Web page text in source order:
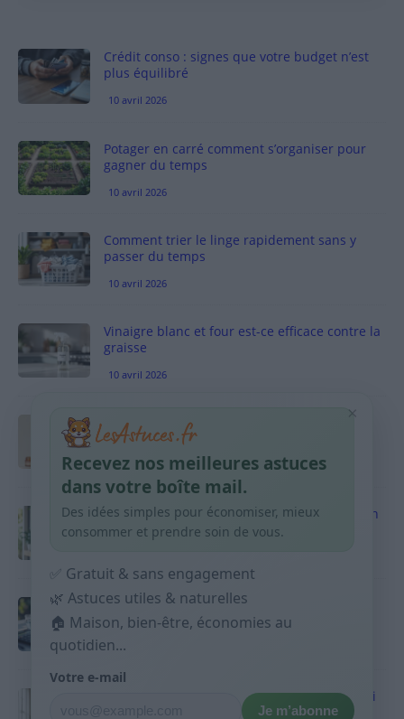
Crédit conso : signes que votre budget n’est
plus équilibré
10 avril 2026
Potager en carré comment s’organiser pour
gagner du temps
10 avril 2026
Comment trier le linge rapidement sans y
passer du temps
10 avril 2026
Vinaigre blanc et four est-ce efficace contre la
graisse
10 avril 2026
Taches pigmentaires : routine simple +
habitudes qui aident
9 avril 2026
Produits ménagers : comment économiser en
courses sans acheter 10 sprays
Budget mensuel : méthode rapide pour
répartir son salaire dès le jour de paie
9 avril 2026
Sport 10 minutes par jour est-ce utile et quoi
×
Recevez nos meilleures astuces
dans votre boîte mail.
Des idées simples pour économiser, mieux
consommer et prendre soin de vous.
✅ Gratuit & sans engagement
🌿 Astuces utiles & naturelles
🏠 Maison, bien-être, économies au
quotidien...
Votre e-mail
Je m’abonne